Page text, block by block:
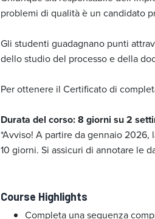
problemi di qualità è un candidato
Gli studenti guadagnano punti
dello studio del processo e della
Per ottenere il Certificato di
Durata del corso: 8 giorni su 2
*Avviso! A partire da gennaio
10 giorni. Si assicuri di annotare le
Course Highlights
Completa una sequenza